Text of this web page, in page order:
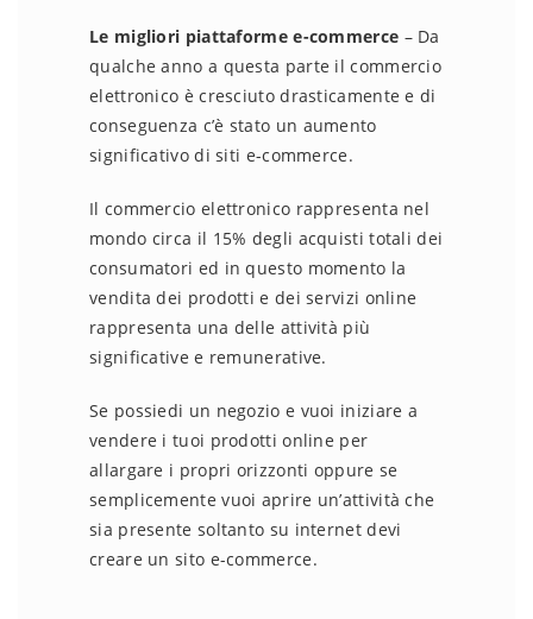
Le migliori piattaforme e-commerce – Da
qualche anno a questa parte il commercio
elettronico è cresciuto drasticamente e di
conseguenza c’è stato un aumento
significativo di siti e-commerce.
Il commercio elettronico rappresenta nel
mondo circa il 15% degli acquisti totali dei
consumatori ed in questo momento la
vendita dei prodotti e dei servizi online
rappresenta una delle attività più
significative e remunerative.
Se possiedi un negozio e vuoi iniziare a
vendere i tuoi prodotti online per
allargare i propri orizzonti oppure se
semplicemente vuoi aprire un’attività che
sia presente soltanto su internet devi
creare un sito e-commerce.